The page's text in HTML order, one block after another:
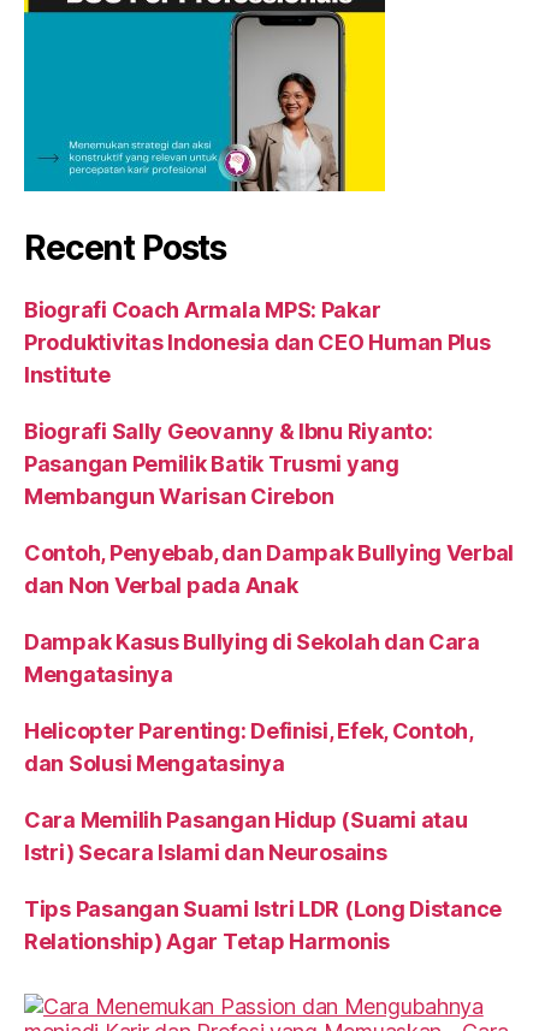
Recent Posts
Biografi Coach Armala MPS: Pakar
Produktivitas Indonesia dan CEO Human Plus
Institute
Biografi Sally Geovanny & Ibnu Riyanto:
Pasangan Pemilik Batik Trusmi yang
Membangun Warisan Cirebon
Contoh, Penyebab, dan Dampak Bullying Verbal
dan Non Verbal pada Anak
Dampak Kasus Bullying di Sekolah dan Cara
Mengatasinya
Helicopter Parenting: Definisi, Efek, Contoh,
dan Solusi Mengatasinya
Cara Memilih Pasangan Hidup (Suami atau
Istri) Secara Islami dan Neurosains
Tips Pasangan Suami Istri LDR (Long Distance
Relationship) Agar Tetap Harmonis